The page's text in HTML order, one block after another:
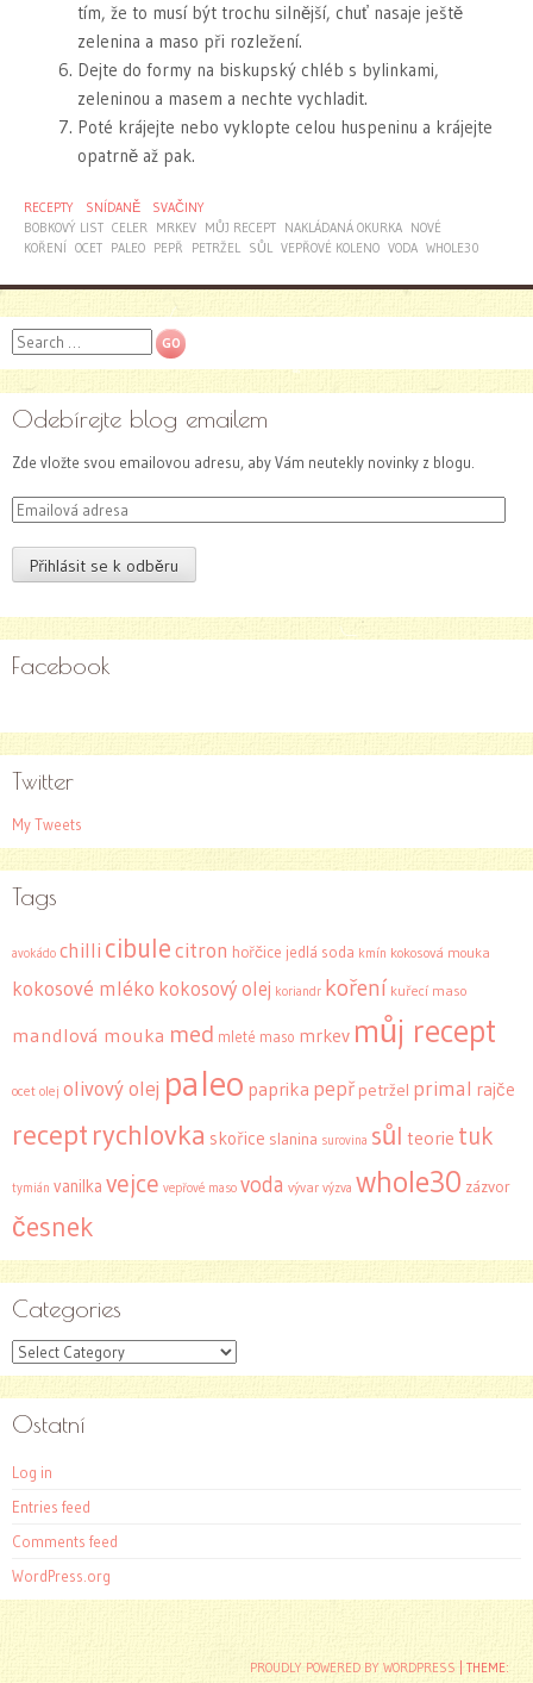
tím, že to musí být trochu silnější, chuť nasaje ještě
zelenina a maso při rozležení.
Dejte do formy na biskupský chléb s bylinkami,
zeleninou a masem a nechte vychladit.
Poté krájejte nebo vyklopte celou huspeninu a krájejte
opatrně až pak.
RECEPTY SNÍDANĚ
SVAČINY
BOBKOVÝ LIST CELER MRKEV MŮJ RECEPT NAKLÁDANÁ OKURKA NOVÉ
KOŘENÍ OCET PALEO PEPŘ PETRŽEL SŮL VEPŘOVÉ KOLENO VODA WHOLE30
Search
Odebírejte blog emailem
Zde vložte svou emailovou adresu, aby Vám neutekly novinky z blogu.
Emailová
Přihlásit se k odběru
Facebook
Twitter
My Tweets
Tags
avokádo chilli cibulecitron hořčice jedlá soda kmín kokosová mouka
kokosové mléko kokosový olej koriandr koření kuřecí maso
mandlová mouka med mleté maso mrkev můj recept
ocet olej olivový olej paleo paprika pepř petržel primal rajče
recept rychlovka skořice slanina surovina sůl teorie tuk
tymián vanilka vejce vepřové maso voda vývar výzva whole30 zázvor
česnek
Categories
Categories
Ostatní
Log in
Entries feed
Comments feed
WordPress.org
PROUDLY POWERED BY WORDPRESS
THEME: